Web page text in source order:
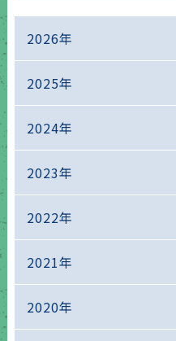
2026年
2025年
2024年
2023年
2022年
2021年
2020年